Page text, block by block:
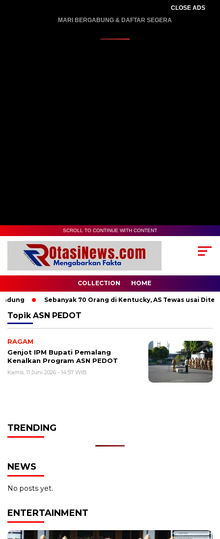
CLOSE ADS
MARI BERGABUNG & DAFTAR SEGERA
SCROLL TO CONTINUE WITH CONTENT
COLLECTION HOME
Sebanyak 70 Orang di Kentucky, AS Tewas usai
Topik ASN PEDOT
RAGAM
Genjot IPM Bupati Pemalang
Kenalkan Program ASN PEDOT
Kamis, 11 Juni 2026 - 14:57 WIB
TRENDING
NEWS
No posts yet.
ENTERTAINMENT